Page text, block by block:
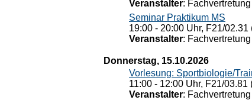
Veranstalter:
Seminar Praktikum MS
19:00 - 20:00 Uhr, F21/
Veranstalter:
Donnerstag, 15.10.2026
Vorlesung: Sportbiologie/
11:00 - 12:00 Uhr, F21/
Veranstalter: